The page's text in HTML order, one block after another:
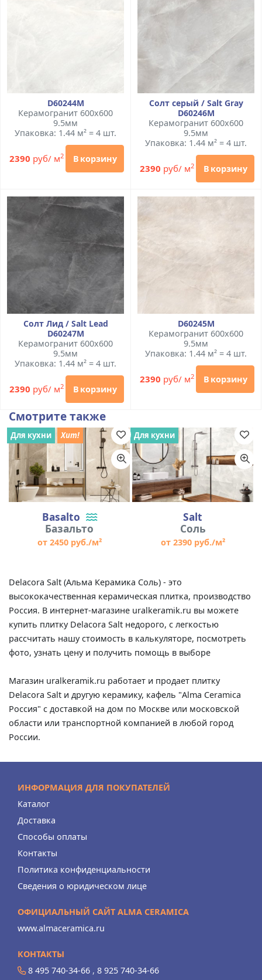
D60244М
Керамогранит 600x600
9.5мм
Упаковка: 1.44 м² = 4 шт.
2390 руб/ м2 В корзину
Солт серый / Salt Gray
D60246M
Керамогранит 600x600
9.5мм
Упаковка: 1.44 м² = 4 шт.
2390 руб/ м2 В корзину
Солт Лид / Salt Lead
D60247M
Керамогранит 600x600
9.5мм
Упаковка: 1.44 м² = 4 шт.
2390 руб/ м2 В корзину
D60245М
Керамогранит 600x600
9.5мм
Упаковка: 1.44 м² = 4 шт.
2390 руб/ м2 В корзину
Смотрите также
Basalto
Базальто
от 2450 руб./м²
Для кухни Хит!
Salt
Соль
от 2390 руб./м²
Для кухни
Delacora Salt (Альма Керамика Соль) - это
высококачественная керамическая плитка, производство
Россия. В интернет-магазине uralkeramik.ru вы можете
купить плитку Delacora Salt недорого, с легкостью
рассчитать нашу стоимость в калькуляторе, посмотреть
фото, узнать цену и получить помощь в выборе
Магазин uralkeramik.ru работает и продает плитку
Delacora Salt и другую керамику, кафель "Alma Ceramica
Россия" с доставкой на дом по Москве или московской
области или транспортной компанией в любой город
России.
ИНФОРМАЦИЯ ДЛЯ ПОКУПАТЕЛЕЙ
Каталог
Доставка
Способы оплаты
Контакты
Политика конфиденциальности
Сведения о юридическом лице
ОФИЦИАЛЬНЫЙ САЙТ ALMA CERAMICA
www.almaceramica.ru
КОНТАКТЫ
8 495 740-34-66 , 8 925 740-34-66